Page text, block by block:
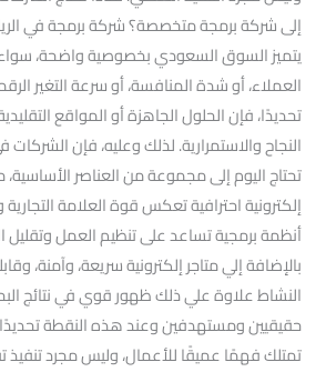
إلى شركة برمجة متخصصة؟ شركة برمجة في
يتميز السوق السعودي بخصوصية واضحة،
العملاء، أو شدة المنافسة، أو سرعة التغير
تحديدًا، فإن الحلول الجاهزة أو المواقع
النجاح والاستمرارية. لذلك وعليه، فإن
تحتاج اليوم إلى مجموعة من العناصر
إلكترونية احترافية تعكس قوة العلامة التجارية
أنظمة برمجية تساعد على تنظيم العمل وتقليل
بالإضافة إلي متاجر إلكترونية سريعة، وآمنة،
النشاط علاوة علي ذلك ظهور قوي في نتائج
حقيقيين ومستهدفين وعند هذه النقطة
تمتلك فهمًا عميقًا للأعمال، وليس مجرد